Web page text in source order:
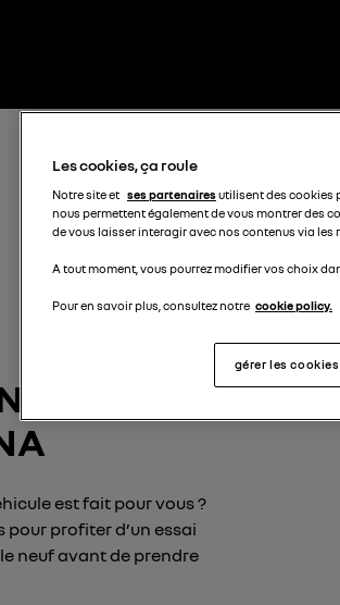
ESSAI
est fait pour vous ?
pour profiter d’un essai
neuf avant de prendre
Les cookies, ça roule
Notre site et ses partenairesutilisent des cookies
nous permettent également de vous montrer des
de vous laisser interagir avec nos contenus via les
A tout moment, vous pourrez modifier vos choix
Pour en savoir plus, consultez notre cookie policy.
gérer les cookies